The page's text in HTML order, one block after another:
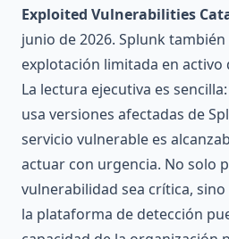
Exploited Vulnerabilities
junio de 2026. Splunk
explotación limitada en activo
La lectura ejecutiva es
usa versiones afectadas de
servicio vulnerable es
actuar con urgencia. No solo
vulnerabilidad sea crítica,
la plataforma de detección